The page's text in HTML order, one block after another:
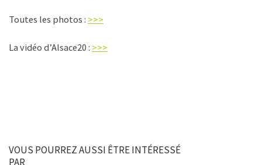
Toutes les photos : >>>
La vidéo d’Alsace20 : >>>
VOUS POURREZ AUSSI ÊTRE INTÉRESSÉ
PAR